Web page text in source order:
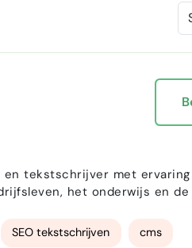
en tekstschrijver met
het onderwijs en de
SEO tekstschrijven cms